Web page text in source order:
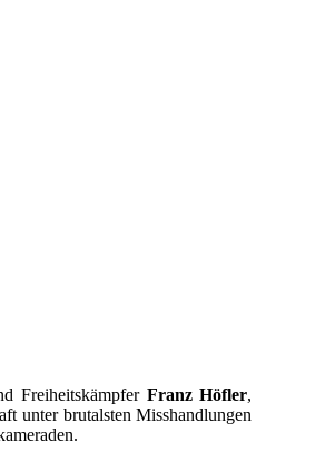
Freiheitskämpfer Franz Höfler,
unter brutalsten Misshandlungen